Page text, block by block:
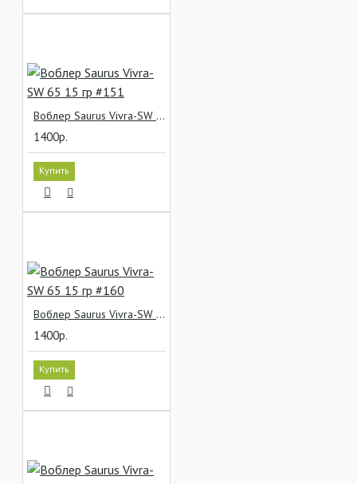
Воблер Saurus Vivra-SW 65 15 гр #151
1400р.
Купить
Воблер Saurus Vivra-SW 65 15 гр #160
1400р.
Купить